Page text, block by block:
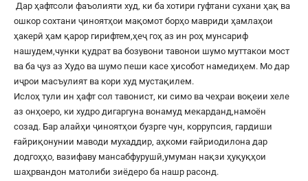
Дар ҳафтсоли фаъолияти худ, ки ба хотири гуфтани сухани ҳақ ва
ошкор сохтани ҷиноятҳои мақомот борҳо мавриди ҳамлаҳои
ҳакерӣ ҳам қарор гирифтем,ҳеҷ гоҳ аз ин роҳ мунсариф
нашудем,чунки қудрат ва бозувони тавонои шумо муттакои мост
ва ба ҷуз аз Худо ва шумо пеши касе ҳисобот намедиҳем. Мо дар
иҷрои масъулият ва кори худ мустақилем.
Ислоҳ тули ин ҳафт сол тавонист, ки симо ва чеҳраи воқеии хеле
аз онҳоеро, ки худро дигаргуна вонамуд мекарданд,намоён
созад. Бар алайҳи ҷиноятҳои бузрге чун, коррупсия, гардиши
ғайриқонунии маводи мухаддир, аҳкоми ғайриодилона дар
додгоҳҳо, вазифаву мансабфурушӣ,умуман нақзи ҳуқуқҳои
шаҳрвандон матолиби зиёдеро ба нашр расонд.